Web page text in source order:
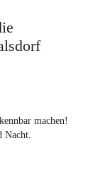
machen!
Nacht.